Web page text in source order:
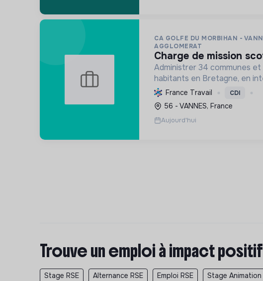
CA GOLFE DU MORBIHAN -
AGGLOMERAT
charge de mission
Administrer 34 communes et
habitants en Bretagne, en
transition écologique et
planification résiliente, des
et le soutien à l'économie
France Travail CDI
56 - VANNES, France
Aujourd'hui
Trouve un emploi à impact
Stage RSE Alternance RSE Emploi RSE Stage Animation